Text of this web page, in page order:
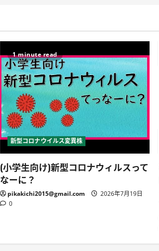
1 minute read
新型コロナウイルス変異株
(小学生向け)新型コロナウィルスって
なーに？
pikakichi2015@gmail.com
2026年7月19日
0